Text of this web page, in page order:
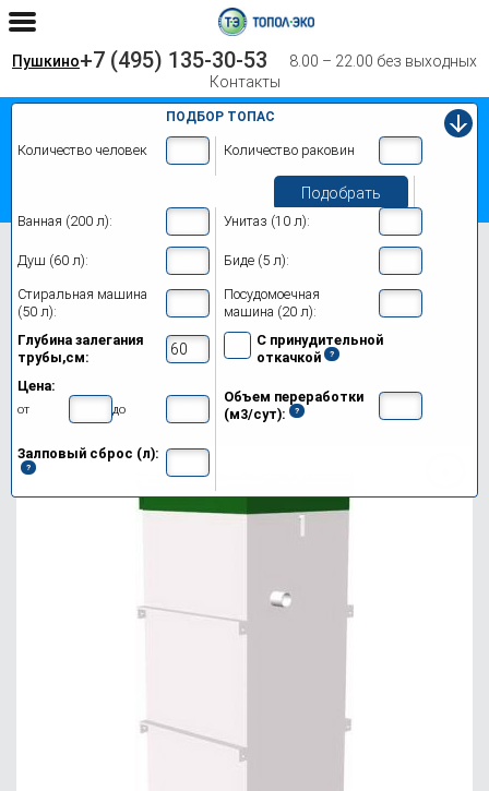
Пушкино+7 (495) 135-30-53
8.00 – 22.00 без выходных
Контакты
ПОДБОР ТОПАС
Количество человек Количество раковин
Подобрать
Ванная (200 л): Унитаз (10 л):
Душ (60 л): Биде (5 л):
Стиральная машина
(50 л):
Посудомоечная
машина (20 л):
Глубина залегания
трубы,см:
С принудительной
откачкой
Цена:
от до
Объем переработки
(м3/сут):
Залповый сброс (л):
Септик Топас-С 6 в Пушкино
Модификации
Цены на монтаж
Обслуживание